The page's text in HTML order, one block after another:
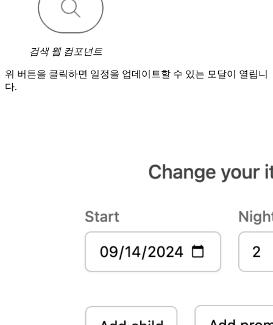
검색 웹 컴포넌트
위 버튼을 클릭하면 일정을 업데이트할 수 있는 모달이 열립니
다.